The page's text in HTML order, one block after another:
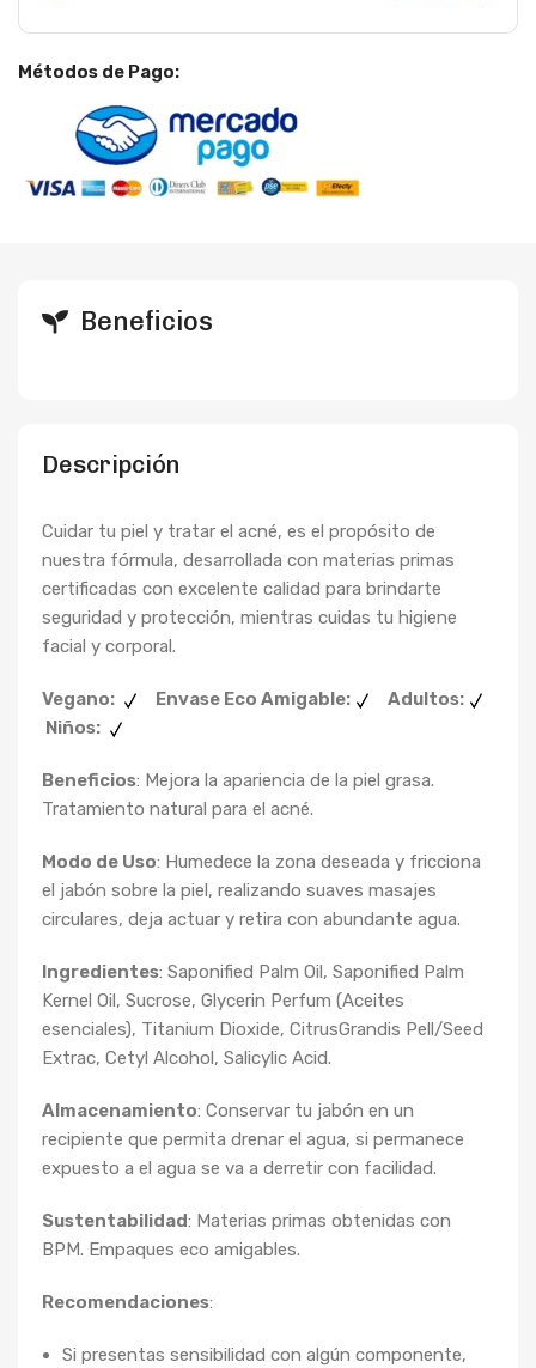
Métodos de Pago:
Descripción
Cuidar tu piel y tratar el acné, es el propósito de
nuestra fórmula, desarrollada con materias primas
certificadas con excelente calidad para brindarte
seguridad y protección, mientras cuidas tu higiene
facial y corporal.
Vegano: Envase Eco Amigable:
Adultos:
Niños:
Beneficios: Mejora la apariencia de la piel grasa.
Tratamiento natural para el acné.
Modo de Uso: Humedece la zona deseada y fricciona
el jabón sobre la piel, realizando suaves masajes
circulares, deja actuar y retira con abundante agua.
Ingredientes: Saponified Palm Oil, Saponified Palm
Kernel Oil, Sucrose, Glycerin Perfum (Aceites
esenciales), Titanium Dioxide, CitrusGrandis Pell/Seed
Extrac, Cetyl Alcohol, Salicylic Acid.
Almacenamiento: Conservar tu jabón en un
recipiente que permita drenar el agua, si permanece
expuesto a el agua se va a derretir con facilidad.
Sustentabilidad: Materias primas obtenidas con
BPM. Empaques eco amigables.
Recomendaciones:
Si presentas sensibilidad con algún componente,
Beneficios